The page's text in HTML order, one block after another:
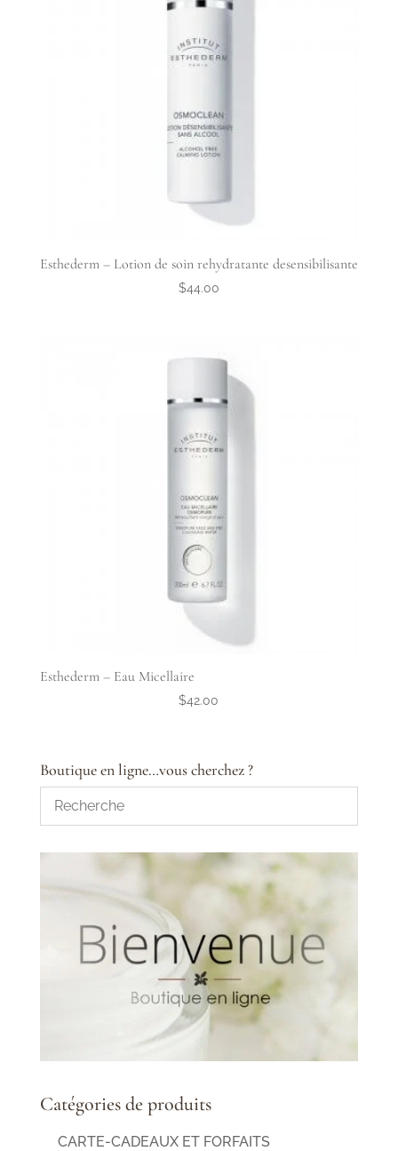
Esthederm – Lotion de soin rehydratante desensibilisante
$44.00
Esthederm – Eau Micellaire
$42.00
Boutique en ligne…vous cherchez ?
Catégories de produits
CARTE-CADEAUX ET FORFAITS